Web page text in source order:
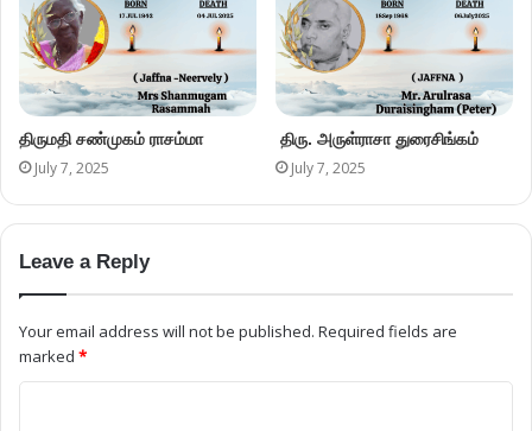
திருமதி சண்முகம் ராசம்மா
July 7, 2025
திரு. அருள்ராசா துரைசிங்கம்
July 7, 2025
Leave a Reply
Your email address will not be published. Required fields are
marked *